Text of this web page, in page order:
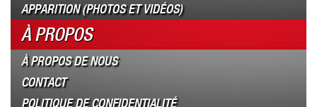
APPARITION (PHOTOS ET VIDÉOS)
À PROPOS
À PROPOS DE NOUS
CONTACT
POLITIQUE DE CONFIDENTIALITÉ